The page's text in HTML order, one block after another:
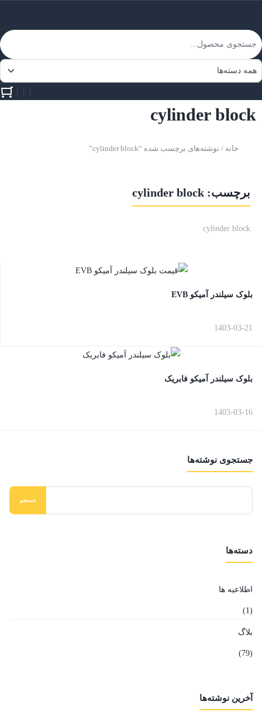
cylinder block
خانه / نوشته‌های برچسب شده “cylinder block”
جستجوی نوشته‌ها
دسته‌ها
اطلاعیه ها
(1)
بلاگ
(79)
آخرین نوشته‌ها
برچسب: cylinder block
cylinder block
بلوک سیلندر آمیکو EVB
1403-03-21
بلوک سیلندر آمیکو فابریک
1403-03-16